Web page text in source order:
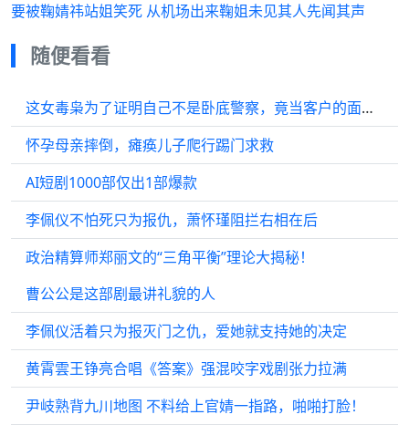
要被鞠婧祎站姐笑死 从机场出来鞠姐未见其人先闻其声
随便看看
这女毒枭为了证明自己不是卧底警察，竟当客户的面直接解开浴袍
怀孕母亲摔倒，瘫痪儿子爬行踢门求救
AI短剧1000部仅出1部爆款
李佩仪不怕死只为报仇，萧怀瑾阻拦右相在后
政治精算师郑丽文的“三角平衡”理论大揭秘！
曹公公是这部剧最讲礼貌的人
李佩仪活着只为报灭门之仇，爱她就支持她的决定
黄霄雲王铮亮合唱《答案》强混咬字戏剧张力拉满
尹岐熟背九川地图 不料给上官婧一指路，啪啪打脸！